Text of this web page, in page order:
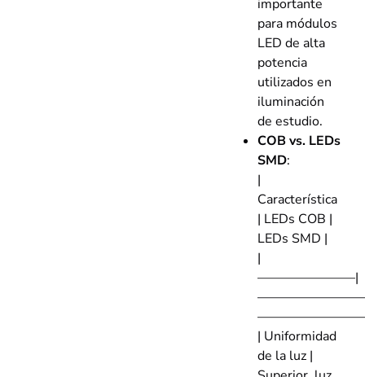
importante
para módulos
LED de alta
potencia
utilizados en
iluminación
de estudio.
COB vs. LEDs
SMD:
|
Característica
| LEDs COB |
LEDs SMD |
|
———————–|
| Uniformidad
de la luz |